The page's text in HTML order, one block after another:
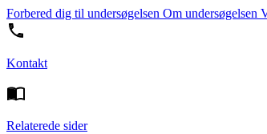
Forbered dig til undersøgelsen Om undersøgelsen
Kontakt
Relaterede sider